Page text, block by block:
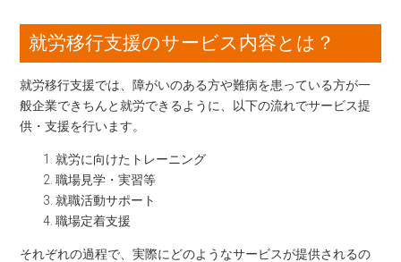
就労移行支援のサービス内容とは？
就労移行支援では、障がいのある方や難病を患っている方が一
般企業できちんと就労できるように、以下の流れでサービス提
供・支援を行います。
就労に向けたトレーニング
職場見学・実習等
就職活動サポート
職場定着支援
それぞれの過程で、実際にどのようなサービスが提供されるの